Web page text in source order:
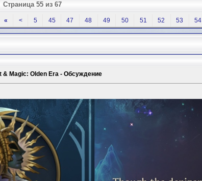
Страница 55 из 67
« < 5 45 47 48 49 50 51 52 53 54
& Magic: Olden Era - Обсуждение